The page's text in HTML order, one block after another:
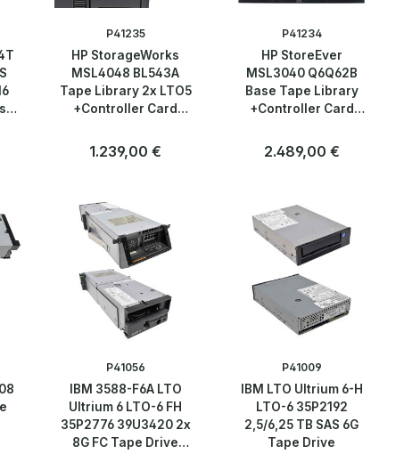
P41235
HP StorageWorks
MSL4048 BL543A
Tape Library 2x LTO5
+Controller Card
Regulärer Preis:
1.239,00 €
P41234
HP StoreEver
MSL3040 Q6Q62B
Base Tape Library
+Controller Card
Regulärer Preis:
2.489,00 €
P41056
IBM 3588-F6A LTO
Ultrium 6 LTO-6 FH
35P2776 39U3420 2x
8G FC Tape Drive
P41009
IBM LTO Ultrium 6-H
LTO-6 35P2192
2,5/6,25 TB SAS 6G
Tape Drive